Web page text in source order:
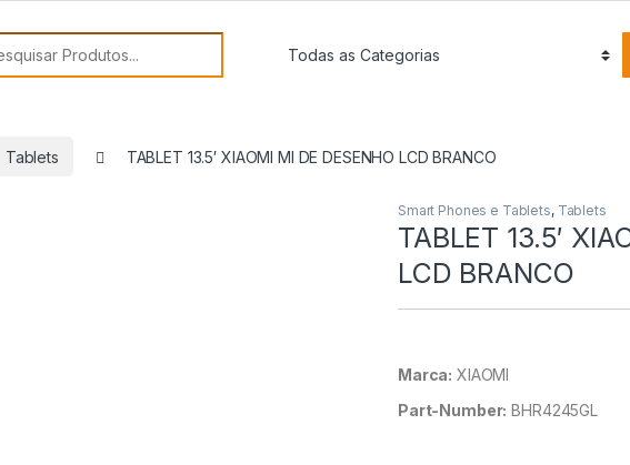
for:
Tablets TABLET 13.5′ XIAOMI MI DE DESENHO LCD BRANCO
Smart Phones e Tablets, Tablets
TABLET 13.5′
LCD BRANCO
Marca: XIAOMI
Part-Number: BHR4245GL